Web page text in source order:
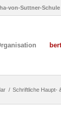
von-Suttner-
/ Schriftliche Haupt-